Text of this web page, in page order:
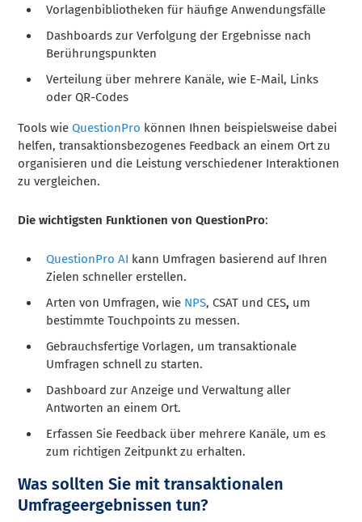
Vorlagenbibliotheken für häufige Anwendungsfälle
Dashboards zur Verfolgung der Ergebnisse nach
Berührungspunkten
Verteilung über mehrere Kanäle, wie E-Mail, Links
oder QR-Codes
Tools wieQuestionPro können Ihnen beispielsweise dabei
helfen, transaktionsbezogenes Feedback an einem Ort zu
organisieren und die Leistung verschiedener Interaktionen
zu vergleichen.
Die wichtigsten Funktionen von QuestionPro:
QuestionPro AI kann Umfragen basierend auf Ihren
Zielen schneller erstellen.
Arten von Umfragen, wie NPS, CSAT und CES, um
bestimmte Touchpoints zu messen.
Gebrauchsfertige Vorlagen, um transaktionale
Umfragen schnell zu starten.
Dashboard zur Anzeige und Verwaltung aller
Antworten an einem Ort.
Erfassen Sie Feedback über mehrere Kanäle, um es
zum richtigen Zeitpunkt zu erhalten.
Was sollten Sie mit transaktionalen
Umfrageergebnissen tun?